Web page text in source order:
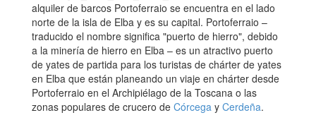
alquiler de barcos Portoferraio se encuentra en el lado
norte de la isla de Elba y es su capital. Portoferraio –
traducido el nombre significa "puerto de hierro", debido
a la minería de hierro en Elba – es un atractivo puerto
de yates de partida para los turistas de chárter de yates
en Elba que están planeando un viaje en chárter desde
Portoferraio en el Archipiélago de la Toscana o las
zonas populares de crucero de Córcega y Cerdeña.